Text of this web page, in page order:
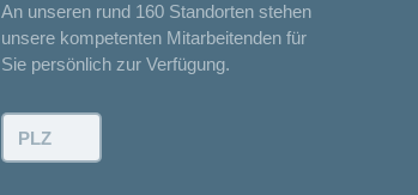
An unseren rund 160 Standorten stehen
unsere kompetenten Mitarbeitenden für
Sie persönlich zur Verfügung.
PLZ: